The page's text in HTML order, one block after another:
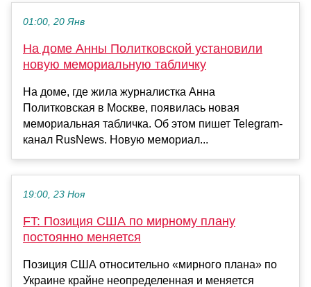
01:00, 20 Янв
На доме Анны Политковской установили
новую мемориальную табличку
На доме, где жила журналистка Анна
Политковская в Москве, появилась новая
мемориальная табличка. Об этом пишет Telegram-
канал RusNews. Новую мемориал...
19:00, 23 Ноя
FT: Позиция США по мирному плану
постоянно меняется
Позиция США относительно «мирного плана» по
Украине крайне неопределенная и меняется